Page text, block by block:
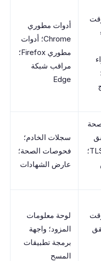
أدوات مطوري
Chrome؛ أدوات
مطوري Firefox؛
مراقب شبكة
Edge
من صلاحية TLS؛
سجلات الخادم؛
فحوصات الصحة؛
عارض الشهادات
لوحة معلومات
المزود؛ واجهة
برمجة تطبيقات
المسح